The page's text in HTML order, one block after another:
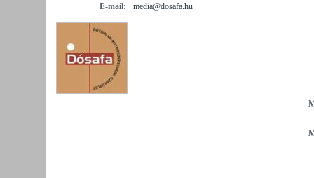
E-mail:
media@dosafa.hu